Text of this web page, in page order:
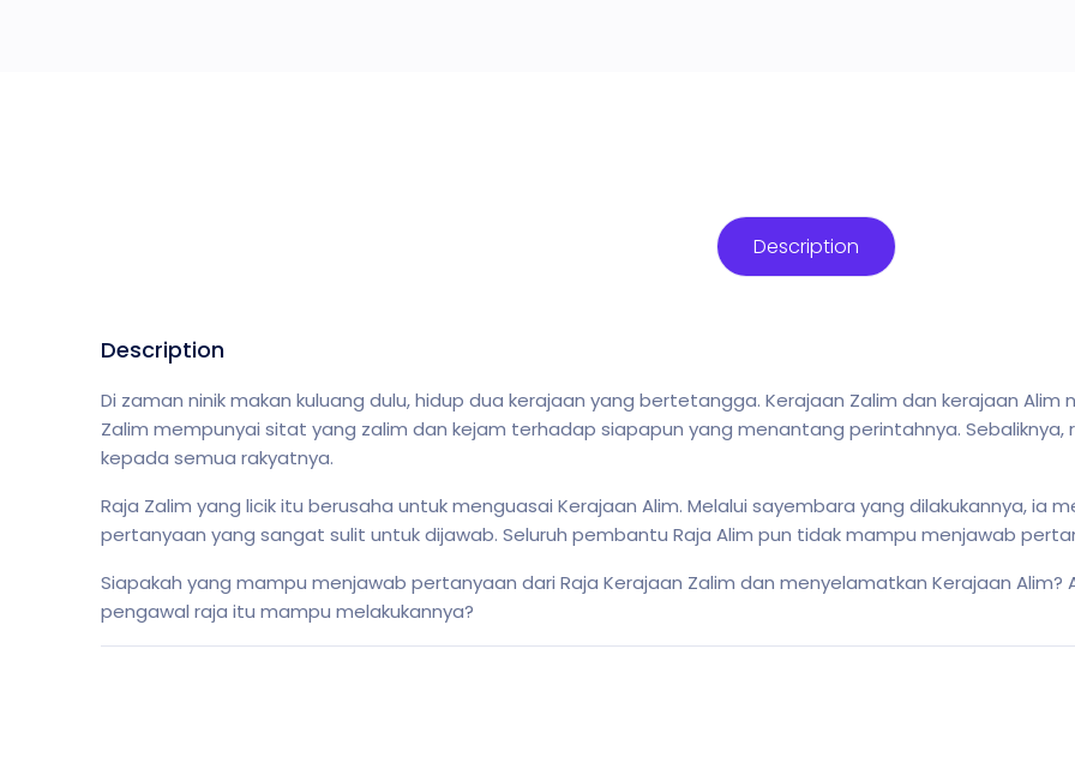
Description
Description
Di zaman ninik makan kuluang dulu, hidup dua kerajaan yang bertetangga. Kerajaan Zalim dan kerajaan
Zalim mempunyai sitat yang zalim dan kejam terhadap siapapun yang menantang perintahnya. Sebaliknya,
kepada semua rakyatnya.
Raja Zalim yang licik itu berusaha untuk menguasai Kerajaan Alim. Melalui sayembara yang dilakukannya, ia
pertanyaan yang sangat sulit untuk dijawab. Seluruh pembantu Raja Alim pun tidak mampu menjawab
Siapakah yang mampu menjawab pertanyaan dari Raja Kerajaan Zalim dan menyelamatkan Kerajaan Alim?
pengawal raja itu mampu melakukannya?